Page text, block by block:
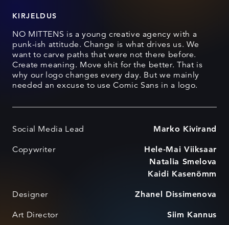
KIRJELDUS
NO MITTENS is a young creative agency with a
punk-ish attitude. Change is what drives us. We
want to carve paths that were not there before.
Create meaning. Move shit for the better. That is
why our logo changes every day. But we mainly
needed an excuse to use Comic Sans in a logo.
Social Media Lead Marko Kivirand
Copywriter
Hele-Mai Viiksaar
Natalia Smelova
Kaidi Kasenõmm
Designer Zhanel Dissimenova
Art Director Siim Kannus